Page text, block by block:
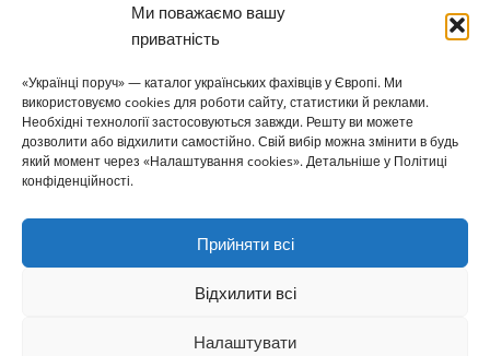
Ми поважаємо вашу
приватність
«Українці поруч» — каталог українських фахівців у Європі. Ми
використовуємо cookies для роботи сайту, статистики й реклами.
Необхідні технології застосовуються завжди. Решту ви можете
дозволити або відхилити самостійно. Свій вибір можна змінити в будь
який момент через «Налаштування cookies». Детальніше у Політиці
конфіденційності.
Прийняти всі
Відхилити всі
Налаштувати
+
Політика конфіденційності / Datenschutz
Умови користування / AGB
Право на відмову / Widerrufsbelehrung
СЕРВІС
Доступність
Налаштування cookies
© 2026 Українці поруч · Зроблено з
для нашої спільноти